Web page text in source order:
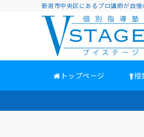
新潟市中央区にあるプロ講師が自慢
トップページ 授